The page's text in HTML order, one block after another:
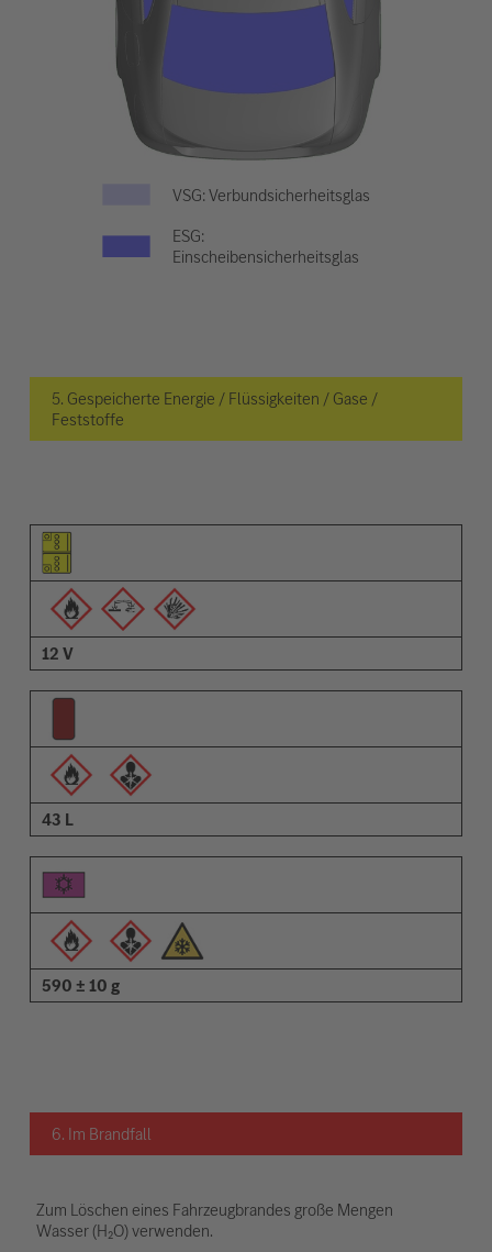
VSG: Verbundsicherheitsglas
ESG:
Einscheibensicherheitsglas
5. Gespeicherte Energie / Flüssigkeiten / Gase /
Feststoffe
Piktogramm des Elements
Pictrogramme der Warnungen
Beschreibung
12 V
43 L
590 ± 10 g
6. Im Brandfall
Zum Löschen eines Fahrzeugbrandes große Mengen
Wasser (H₂O) verwenden.